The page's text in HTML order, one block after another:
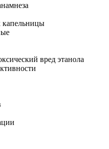
капельницы
вред этанола